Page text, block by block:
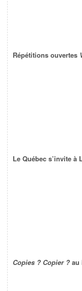
Répétitions ouvertes
Le Québec s’invite à
Copies ? Copier ? au